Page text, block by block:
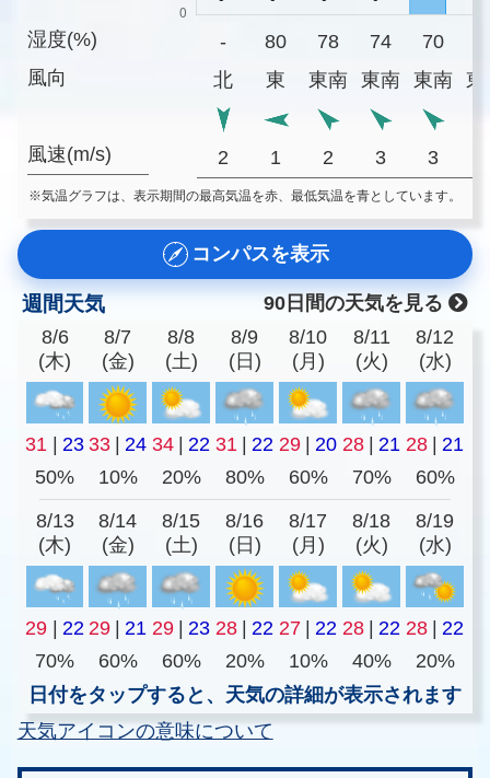
湿度(%)
風向
風速(m/s)
- 80 78 74 70
北
東 東南 東南 東南 東
2 1 2 3 3
※気温グラフは、表示期間の最高気温を赤、最低気温を青としています。
コンパスを表示
週間天気
90日間の天気を見る
8/6
(木)
8/7
(金)
8/8
(土)
8/9
(日)
8/10
(月)
8/11
(火)
8/12
(水)
31 23 33 24 34 22 31 22 29 20 28 21 28
21
50%
10% 20% 80% 60% 70% 60%
8/13
(木)
8/14
(金)
8/15
(土)
8/16
(日)
8/17
(月)
8/18
(火)
8/19
(水)
29 22 29 21 29 23 28 22 27 22 28 22 28
22
70%
60% 60% 20% 10% 40%
20%
日付をタップすると、天気の詳細が表示されます
天気アイコンの意味について